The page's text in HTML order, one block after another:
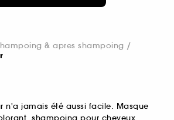
& apres shampoing
n'a jamais été aussi facile. Masque
shampoing pour cheveux